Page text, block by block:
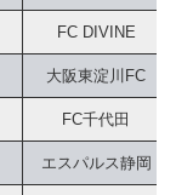
FC DIVINE
大阪東淀川FC
FC千代田
エスパルス静岡